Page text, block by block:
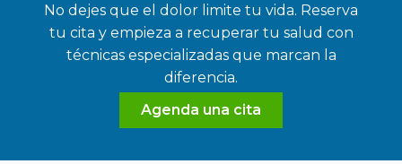
No dejes que el dolor limite tu vida. Reserva
tu cita y empieza a recuperar tu salud con
técnicas especializadas que marcan la
diferencia.
Agenda una cita